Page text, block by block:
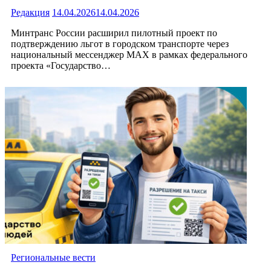
Редакция 14.04.202614.04.2026
Минтранс России расширил пилотный проект по
подтверждению льгот в городском транспорте через
национальный мессенджер MAX в рамках федерального
проекта «Государство…
Региональные вести